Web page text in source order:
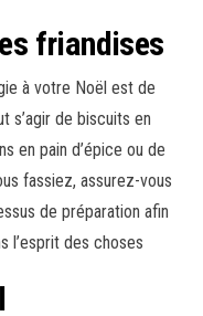
friandises
à votre Noël est de
s’agir de biscuits en
en pain d’épice ou de
fassiez, assurez-vous
de préparation afin
l’esprit des choses